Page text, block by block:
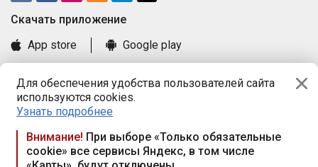
Для обеспечения удобства пользователей сайта
используются cookies.
Узнать подробнее
Внимание! При выборе «Только обязательные
cookie» все сервисы Яндекс, в том числе
Cкачать приложение
App store
Google play
Книга замечаний и предложений
Правила и документы
Praca.by © 2000—2026, ООО «ПРАЦА БАЙ»
Республика Беларусь, 220114, г. Минск, пр-т Независимости
117а, пом. № 9.